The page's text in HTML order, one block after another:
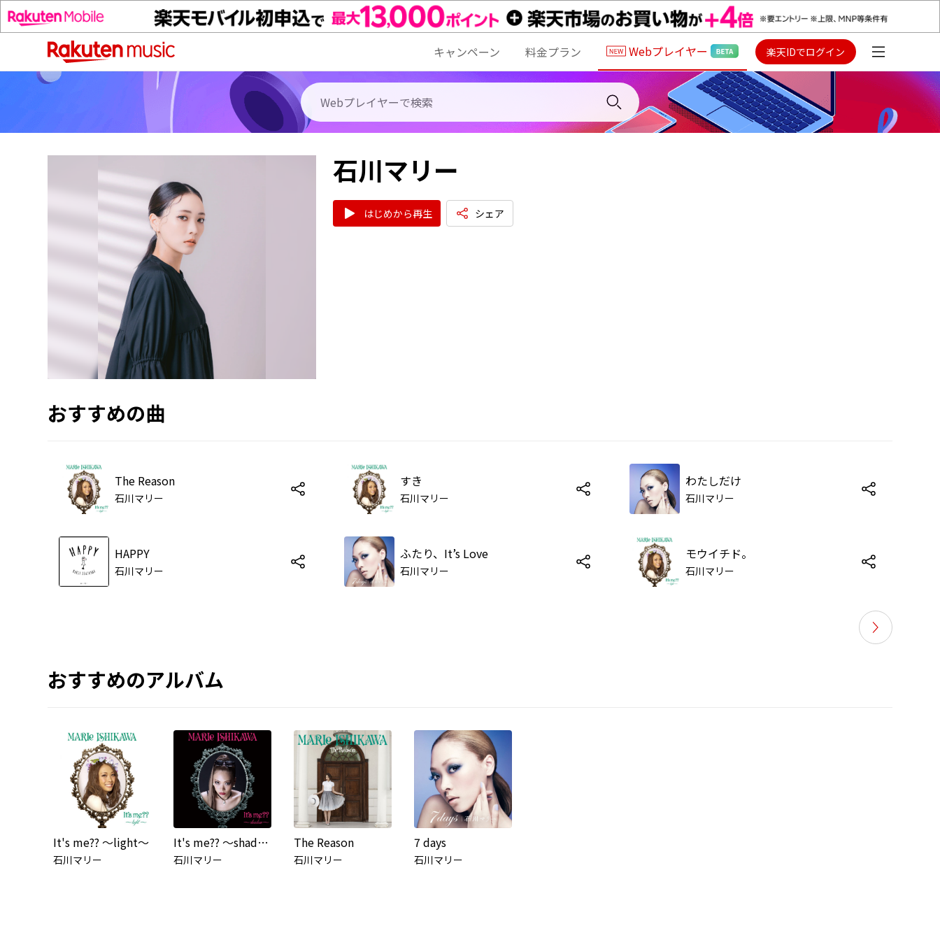
キャンペーン 料金プラン Webプレイヤー 楽天IDでログイン
石川マリー
はじめから再生 シェア
おすすめの曲
The Reason
石川マリー
HAPPY
石川マリー
すき
石川マリー
ふたり、It’s Love
石川マリー
わたしだけ
石川マリー
モウイチド。
石川マリー
おすすめのアルバム
It's me?? ～light～
石川マリー
It's me?? ～shadow～
石川マリー
The Reason
石川マリー
7 days
石川マリー